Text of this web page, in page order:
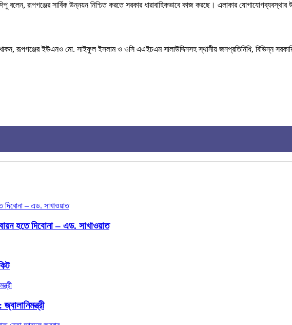
রূপগঞ্জের সার্বিক উন্নয়ন নিশ্চিত করতে সরকার ধারাবাহিকভাবে কাজ করছে। এলাকার যোগাযোগব্যবস্থার
রূপগঞ্জের ইউএনও মো. সাইফুল ইসলাম ও ওসি এএইচএম সালাউদ্দিনসহ স্থানীয় জনপ্রতিনিধি, বিভিন্ন সরকারি
হতে দিবোনা – এড. সাখাওয়াত